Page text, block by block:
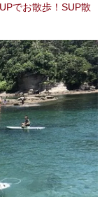
でお散歩！SUP散